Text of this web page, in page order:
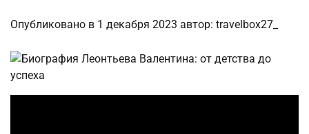
Опубликовано в 1 декабря 2023 автор: travelbox27_